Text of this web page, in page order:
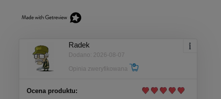
Radek
Dodano: 2026-08-07
Opinia zweryfikowana
Ocena produktu: